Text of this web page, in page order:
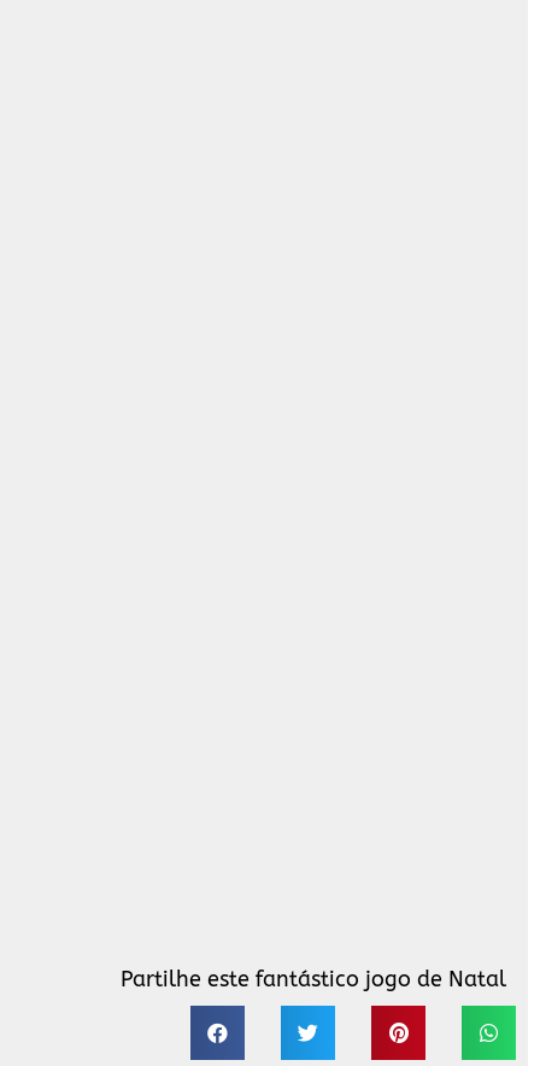
Partilhe este fantástico jogo de Natal